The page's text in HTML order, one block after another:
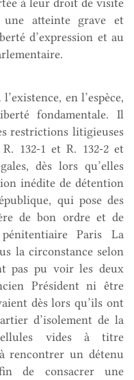
atteinte grave et
d’expression et au
en l’espèce,
fondamentale. Il
restrictions litigieuses
132-1 et R. 132-2 et
dès lors qu’elles
inédite de détention
qui pose des
de bon ordre et de
Paris La
la circonstance selon
pas pu voir les deux
Président ni être
dès lors qu’ils ont
d’isolement de la
vides à titre
rencontrer un détenu
de consacrer une